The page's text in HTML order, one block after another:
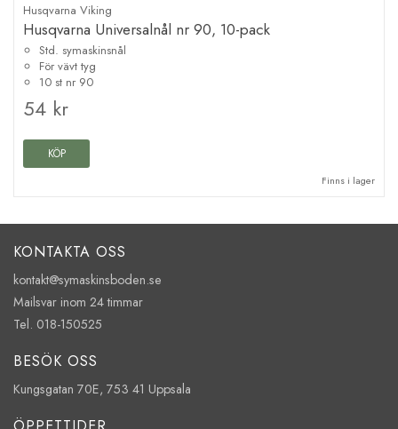
Husqvarna Viking
Husqvarna Universalnål nr 90, 10-pack
Std. symaskinsnål
För vävt tyg
10 st nr 90
54 kr
KÖP
Finns i lager
KONTAKTA OSS
kontakt@symaskinsboden.se
Mailsvar inom 24 timmar
Tel. 018-150525
BESÖK OSS
Kungsgatan 70E, 753 41 Uppsala